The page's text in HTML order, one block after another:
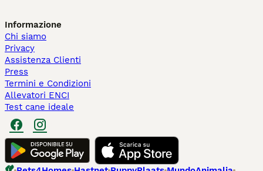
Informazione
Chi siamo
Privacy
Assistenza Clienti
Press
Termini e Condizioni
Allevatori ENCI
Test cane ideale